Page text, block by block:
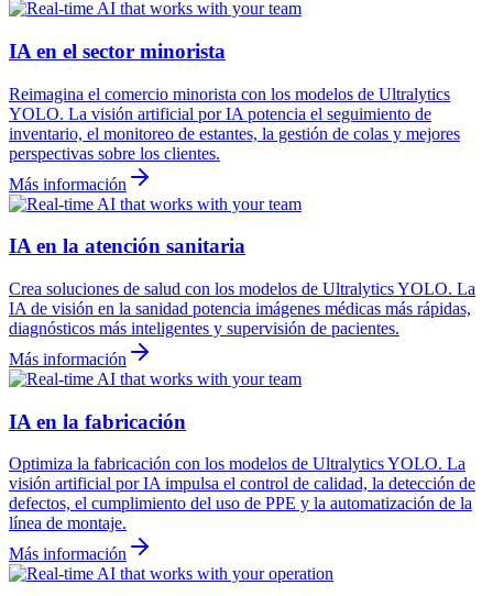
IA en el sector minorista
Reimagina el comercio minorista con los modelos de Ultralytics
YOLO. La visión artificial por IA potencia el seguimiento de
inventario, el monitoreo de estantes, la gestión de colas y mejores
perspectivas sobre los clientes.
Más información
IA en la atención sanitaria
Crea soluciones de salud con los modelos de Ultralytics YOLO. La
IA de visión en la sanidad potencia imágenes médicas más rápidas,
diagnósticos más inteligentes y supervisión de pacientes.
Más información
IA en la fabricación
Optimiza la fabricación con los modelos de Ultralytics YOLO. La
visión artificial por IA impulsa el control de calidad, la detección de
defectos, el cumplimiento del uso de PPE y la automatización de la
línea de montaje.
Más información